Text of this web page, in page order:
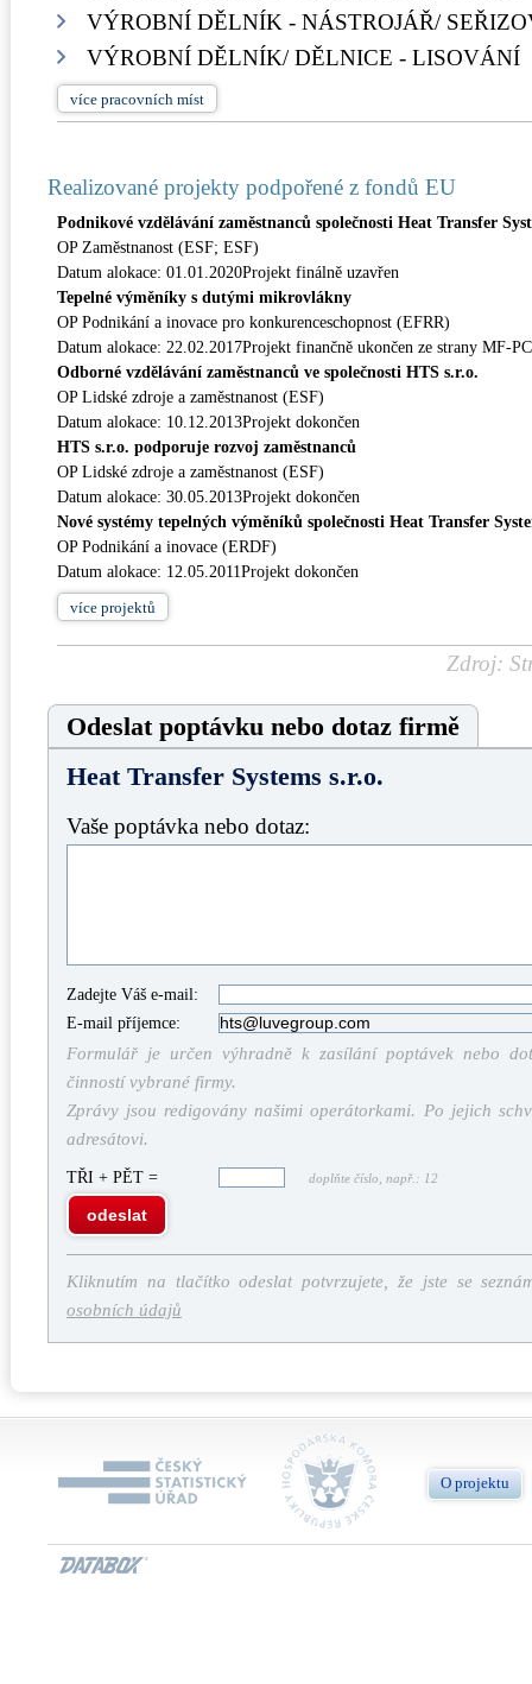
VÝROBNÍ DĚLNÍK - NÁSTROJÁŘ/
VÝROBNÍ DĚLNÍK/ DĚLNICE - LISOVÁNÍ
více pracovních míst
Realizované projekty podpořené z fondů EU
Podnikové vzdělávání zaměstnanců společnosti Heat Transfer
OP Zaměstnanost (ESF; ESF)
Datum alokace: 01.01.2020Projekt finálně uzavřen
Tepelné výměníky s dutými mikrovlákny
OP Podnikání a inovace pro konkurenceschopnost (EFRR)
Datum alokace: 22.02.2017Projekt finančně ukončen ze strany MF-
Odborné vzdělávání zaměstnanců ve společnosti HTS s.r.o.
OP Lidské zdroje a zaměstnanost (ESF)
Datum alokace: 10.12.2013Projekt dokončen
HTS s.r.o. podporuje rozvoj zaměstnanců
OP Lidské zdroje a zaměstnanost (ESF)
Datum alokace: 30.05.2013Projekt dokončen
Nové systémy tepelných výměníků společnosti Heat Transfer
OP Podnikání a inovace (ERDF)
Datum alokace: 12.05.2011Projekt dokončen
více projektů
Zdroj:
Odeslat poptávku nebo dotaz firmě
Heat Transfer Systems s.r.o.
Vaše poptávka nebo dotaz:
Zadejte Váš e-mail:
E-mail příjemce:
Formulář je určen výhradně k zasílání poptávek nebo
činností vybrané firmy.
Zprávy jsou redigovány našimi operátorkami. Po jejich
adresátovi.
TŘI + PĚT = doplňte číslo, např.: 12
odeslat
Kliknutím na tlačítko odeslat potvrzujete, že jste se
osobních údajů
O projektu